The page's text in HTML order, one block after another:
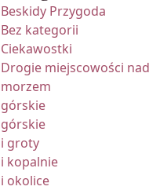
Beskidy Przygoda
Bez kategorii
Ciekawostki
Drogie miejscowości nad
morzem
górskie
górskie
i groty
i kopalnie
i okolice